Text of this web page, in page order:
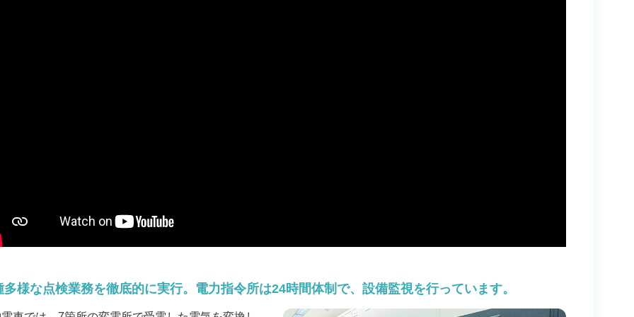
多様な点検業務を徹底的に実行。電力指令所は24時間体制で、設備監視を行っています。